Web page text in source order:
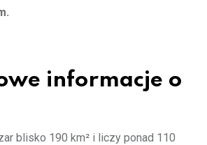
informacje o
blisko 190 km² i liczy ponad 110